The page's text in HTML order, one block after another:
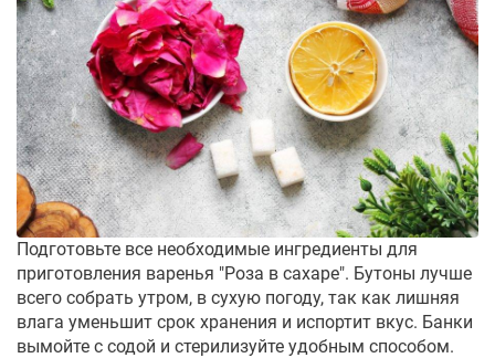
Подготовьте все необходимые ингредиенты для
приготовления варенья "Роза в сахаре". Бутоны лучше
всего собрать утром, в сухую погоду, так как лишняя
влага уменьшит срок хранения и испортит вкус. Банки
вымойте с содой и стерилизуйте удобным способом.